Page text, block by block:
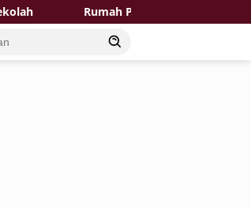
Rumah Pak Toid Kian Layak Huni